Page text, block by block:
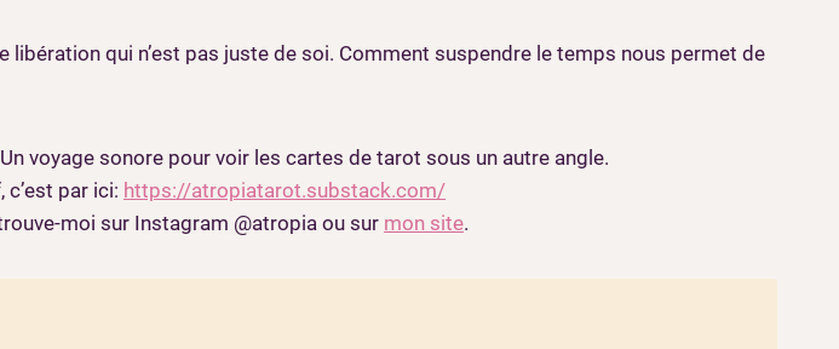
qui n’est pas juste de soi. Comment suspendre le temps nous permet de
voyage sonore pour voir les cartes de tarot sous un autre angle.
par ici: https://atropiatarot.substack.com/
moi sur Instagram @atropia ou sur mon site.